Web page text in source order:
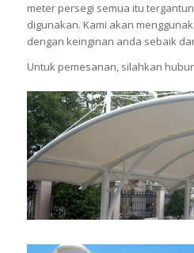
meter persegi semua itu
digunakan. Kami akan
dengan keinginan anda sebaik
Untuk pemesanan, silahkan